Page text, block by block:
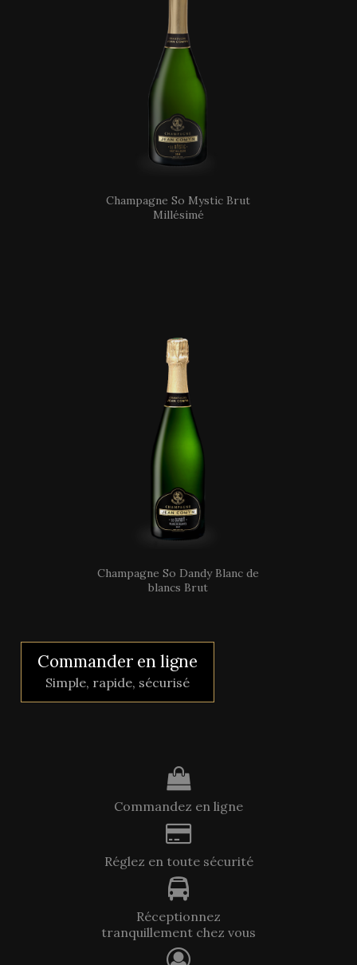
Champagne So Mystic Brut
Millésimé
Champagne So Dandy Blanc de
blancs Brut
Commander en ligne
Simple, rapide, sécurisé
Commandez en ligne
Réglez en toute sécurité
Réceptionnez
tranquillement chez vous